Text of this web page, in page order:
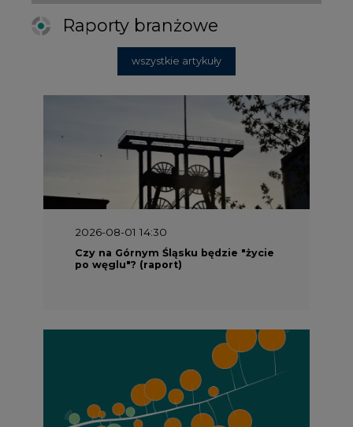
Raporty branżowe
wszystkie artykuły
2026-08-01 14:30
Czy na Górnym Śląsku będzie "życie
po węglu"? (raport)